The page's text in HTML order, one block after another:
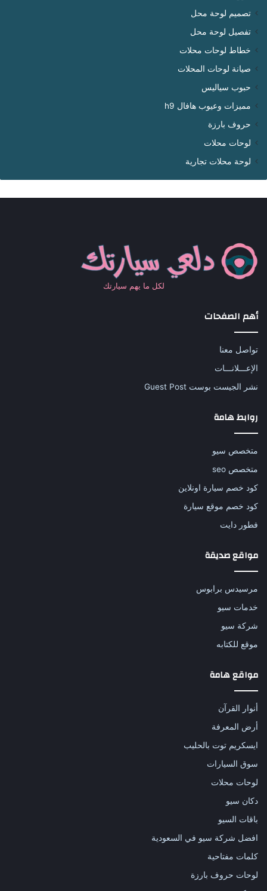
تصميم لوحة محل
تفصيل لوحة محل
خطاط لوحات محلات
صيانة لوحات المحلات
حبوب سياليس
مميزات وعيوب هافال h9
حروف بارزة
لوحات محلات
لوحة محلات تجارية
لكل ما يهم سيارتك
أهم الصفحات
تواصل معنا
الإعـــلانـــات
نشر الجيست بوست Guest Post
روابط هامة
متخصص سيو
متخصص seo
كود خصم سيارة اونلاين
كود خصم موقع سيارة
فطور دايت
مواقع صديقة
مرسيدس برابوس
خدمات سيو
شركة سيو
موقع للكتابه
مواقع هامة
أنوار القرآن
أرض المعرفة
ايسكريم توت بالحليب
سوق السيارات
لوحات محلات
دكان سيو
باقات السيو
افضل شركة سيو في السعودية
كلمات مفتاحية
لوحات حروف بارزة